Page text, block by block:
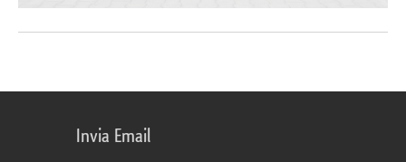
Invia Email